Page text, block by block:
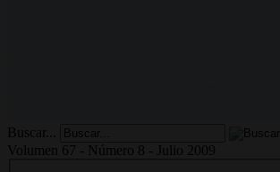
Buscar...
Volumen 67 - Número 8 - Julio 2009